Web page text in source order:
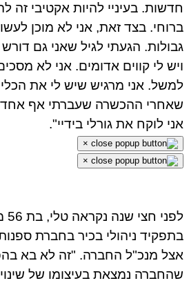
בעיניי להיות אקטיבי זה
בצד זאת, אני לא מוכן לעשות
הגעתי לגיל שאני גם דורש
לי קווים אדומים. אני לא מסכים
אני מרגיש שיש לי את
ההכשרה שעברתי אף אחד
לוקח את גורלי בידיי".
×
×
לפני
ניהולי בכיר בחברת ספנות
מנכ"ל החברה. "זה לא בא
נמצאת בעיצומו של שינוי